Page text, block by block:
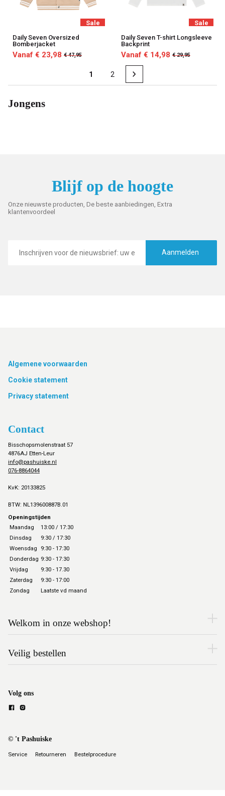
Sale
Daily Seven Oversized
Bomberjacket
Vanaf € 23,98 € 47,95
Sale
Daily Seven T-shirt Longsleeve
Backprint
Vanaf € 14,98 € 29,95
1 2
Jongens
Blijf op de hoogte
Onze nieuwste producten, De beste aanbiedingen, Extra
klantenvoordeel
mailadres
Aanmelden
Footer
Algemene voorwaarden
Cookie statement
Privacy statement
Contact
Bisschopsmolenstraat 57
4876AJ Etten-Leur
info@pashuiske.nl
076-8864044
KvK: 20133825
BTW: NL139600887B.01
Openingstijden
Maandag
13:00 / 17:30
Dinsdag
9:30 / 17:30
Woensdag
9:30 - 17:30
Donderdag 9:30 - 17:30
Vrijdag
9:30 - 17.30
Zaterdag
9:30 - 17:00
Zondag
Laatste vd maand
Welkom in onze webshop!
Veilig bestellen
Volg ons
© 't Pashuiske
Service Retourneren Bestelprocedure